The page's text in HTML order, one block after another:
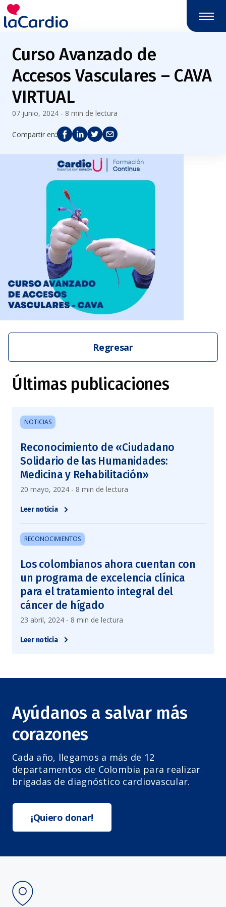
Curso Avanzado de
Accesos Vasculares – CAVA
VIRTUAL
07 junio, 2024 - 8 min de lectura
Compartir en:
Regresar
Últimas publicaciones
NOTICIAS
Reconocimiento de «Ciudadano
Solidario de las Humanidades:
Medicina y Rehabilitación»
20 mayo, 2024 - 8 min de lectura
Leer noticia
RECONOCIMIENTOS
Los colombianos ahora cuentan con
un programa de excelencia clínica
para el tratamiento integral del
cáncer de hígado
23 abril, 2024 - 8 min de lectura
Leer noticia
Ayúdanos a salvar más
corazones
Cada año, llegamos a más de 12
departamentos de Colombia para realizar
brigadas de diagnóstico cardiovascular.
¡Quiero donar!